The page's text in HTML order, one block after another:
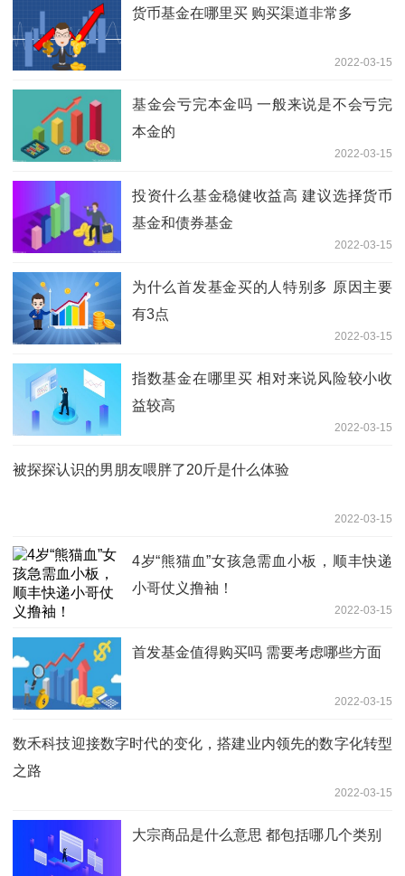
货币基金在哪里买 购买渠道非常多
2022-03-15
基金会亏完本金吗 一般来说是不会亏完
本金的
2022-03-15
投资什么基金稳健收益高 建议选择货币
基金和债券基金
2022-03-15
为什么首发基金买的人特别多 原因主要
有3点
2022-03-15
指数基金在哪里买 相对来说风险较小收
益较高
2022-03-15
被探探认识的男朋友喂胖了20斤是什么体验
2022-03-15
4岁“熊猫血”女孩急需血小板，顺丰快递
小哥仗义撸袖！
2022-03-15
首发基金值得购买吗 需要考虑哪些方面
2022-03-15
数禾科技迎接数字时代的变化，搭建业内领先的数字化转型
之路
2022-03-15
大宗商品是什么意思 都包括哪几个类别